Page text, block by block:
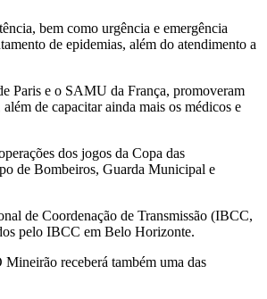
bem como urgência e emergência
de epidemias, além do atendimento a
Paris e o SAMU da França, promoveram
de capacitar ainda mais os médicos e
dos jogos da Copa das
de Bombeiros, Guarda Municipal e
de Coordenação de Transmissão (IBCC,
pelo IBCC em Belo Horizonte.
receberá também uma das